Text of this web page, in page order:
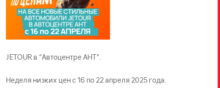
JETOUR в "Автоцентре АНТ".
Неделя низких цен с 16 по 22 апреля 2025 ‪года.